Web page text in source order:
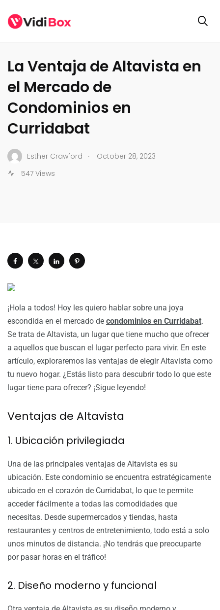
La Ventaja de Altavista en
el Mercado de
Condominios en
Curridabat
Esther Crawford .
October 28, 2023
547 Views
¡Hola a todos! Hoy les quiero hablar sobre una joya
escondida en el mercado de condominios en Curridabat.
Se trata de Altavista, un lugar que tiene mucho que ofrecer
a aquellos que buscan el lugar perfecto para vivir. En este
artículo, exploraremos las ventajas de elegir Altavista como
tu nuevo hogar. ¿Estás listo para descubrir todo lo que este
lugar tiene para ofrecer? ¡Sigue leyendo!
Ventajas de Altavista
1. Ubicación privilegiada
Una de las principales ventajas de Altavista es su
ubicación. Este condominio se encuentra estratégicamente
ubicado en el corazón de Curridabat, lo que te permite
acceder fácilmente a todas las comodidades que
necesitas. Desde supermercados y tiendas, hasta
restaurantes y centros de entretenimiento, todo está a solo
unos minutos de distancia. ¡No tendrás que preocuparte
por pasar horas en el tráfico!
2. Diseño moderno y funcional